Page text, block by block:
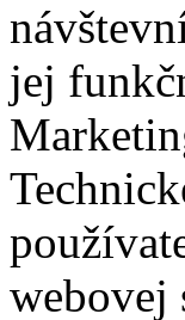
jej
webovej